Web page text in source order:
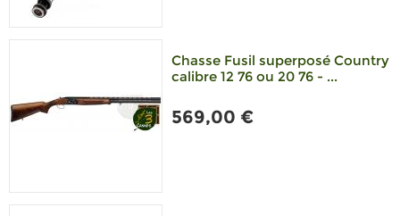
Chasse Fusil superposé Country
calibre 12 76 ou 20 76 - ...
569,00 €